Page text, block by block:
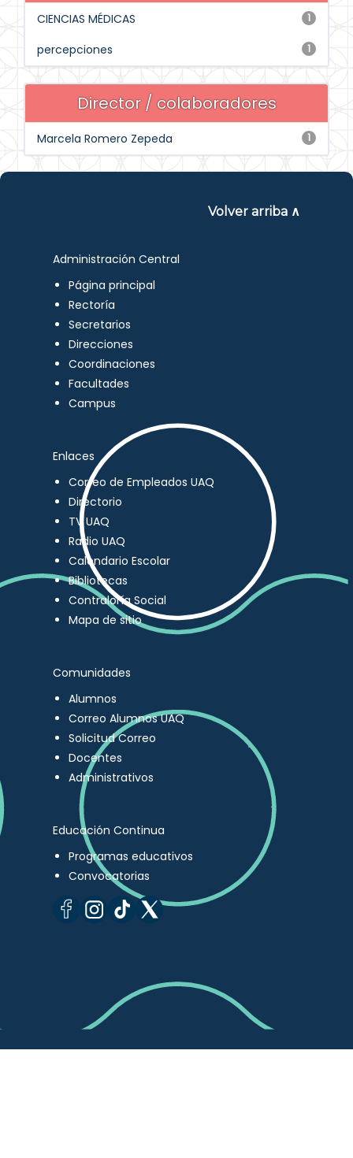
1
CIENCIAS MÉDICAS
1
percepciones
Director / colaboradores
1
Marcela Romero Zepeda
Volver arriba ∧
Administración Central
Página principal
Rectoría
Secretarios
Direcciones
Coordinaciones
Facultades
Campus
Enlaces
Correo de Empleados UAQ
Directorio
TV UAQ
Radio UAQ
Calendario Escolar
Bibliotecas
Contraloría Social
Mapa de sitio
Comunidades
Alumnos
Correo Alumnos UAQ
Solicitud Correo
Docentes
Administrativos
Educación Continua
Programas educativos
Convocatorias